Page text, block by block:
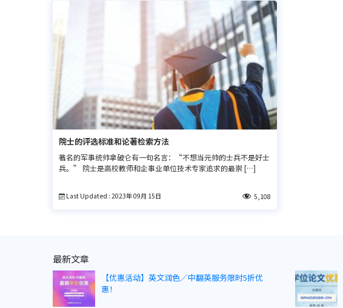
院士的评选标准和论著检索方法
著名的军事统帅拿破仑有一句名言：“不想当元帅的士兵不是好士
兵。” 院士是高校教师和企事业单位技术专家追求的最崇 […]
Last Updated : 2023年 09月 15日 5,108
最新文章
【优惠活动】英文润色／中翻英服务限时5折优
惠！